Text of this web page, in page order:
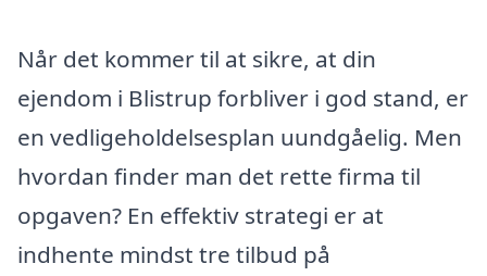
Når det kommer til at sikre, at din
ejendom i Blistrup forbliver i god stand, er
en vedligeholdelsesplan uundgåelig. Men
hvordan finder man det rette firma til
opgaven? En effektiv strategi er at
indhente mindst tre tilbud på